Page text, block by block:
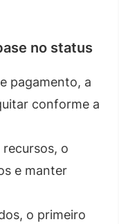
no status
pagamento, a
conforme a
o
e manter
o primeiro